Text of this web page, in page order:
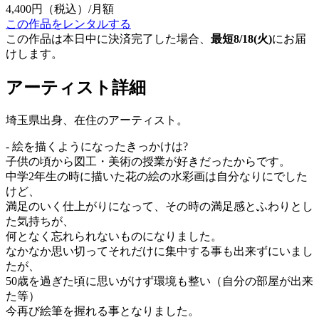
4,400円
（税込）/月額
この作品をレンタルする
この作品は本日中に決済完了した場合、 最短8/18(火)にお届
けします。
アーティスト詳細
埼玉県出身、在住のアーティスト。
- 絵を描くようになったきっかけは?
子供の頃から図工・美術の授業が好きだったからです。
中学2年生の時に描いた花の絵の水彩画は自分なりにでした
けど、
満足のいく仕上がりになって、その時の満足感とふわりとし
た気持ちが、
何となく忘れられないものになりました。
なかなか思い切ってそれだけに集中する事も出来ずにいまし
たが、
50歳を過ぎた頃に思いがけず環境も整い（自分の部屋が出来
た等）
今再び絵筆を握れる事となりました。